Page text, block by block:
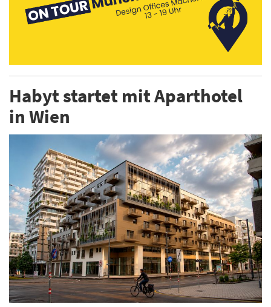
Habyt startet mit Aparthotel
in Wien